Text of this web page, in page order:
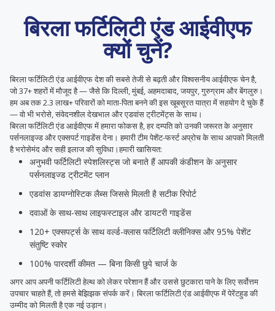
बिरला फर्टिलिटी एंड आईवीएफ
क्यों चुनें?
बिरला फर्टिलिटी एंड आईवीएफ देश की सबसे तेजी से बढ़ती और विश्वसनीय आईवीएफ चेन है,
जो 37+ शहरों में मौजूद है — जैसे कि दिल्ली, मुंबई, अहमदाबाद, जयपुर, गुरुग्राम और बेंगलुरु।
हम अब तक 2.3 लाख+ परिवारों को माता-पिता बनने की इस खूबसूरत यात्रा में सहयोग दे चुके हैं
— वो भी भरोसे, संवेदनशील देखभाल और एडवांस ट्रीटमेंट्स के साथ।
बिरला फर्टिलिटी एंड आईवीएफ में हमारा फोकस है, हर दम्पति को उनकी जरूरत के अनुसार
पर्सनलाइज्ड और एक्सपर्ट गाइडेंस देना। हमारी टीम पेशेंट-फर्स्ट अप्रोच के साथ आपको मिलती
है भरोसेमंद और सही इलाज की सुविधा।हमारी खासियत:
अनुभवी फर्टिलिटी स्पेशलिस्ट्स जो बनाते हैं आपकी कंडीशन के अनुसार
पर्सनलाइज्ड ट्रीटमेंट प्लान
एडवांस डायग्नोस्टिक लैब्स जिससे मिलती है सटीक रिपोर्ट
दवाओं के साथ-साथ लाइफस्टाइल और डायटरी गाइडेंस
120+ एक्सपर्ट्स के साथ वर्ल्ड-क्लास फर्टिलिटी क्लीनिक्स और 95% पेशेंट
संतुष्टि स्कोर
100% पारदर्शी कीमत — बिना किसी छुपे चार्ज के
अगर आप अपनी फर्टिलिटी हेल्थ को लेकर परेशान हैं और उससे छुटकारा पाने के लिए सर्वोत्तम
उपचार चाहते हैं, तो हमसे बेझिझक संपर्क करें। बिरला फर्टिलिटी एंड आईवीएफ में पेरेंटहुड की
उम्मीद को मिलती है एक नई उड़ान।